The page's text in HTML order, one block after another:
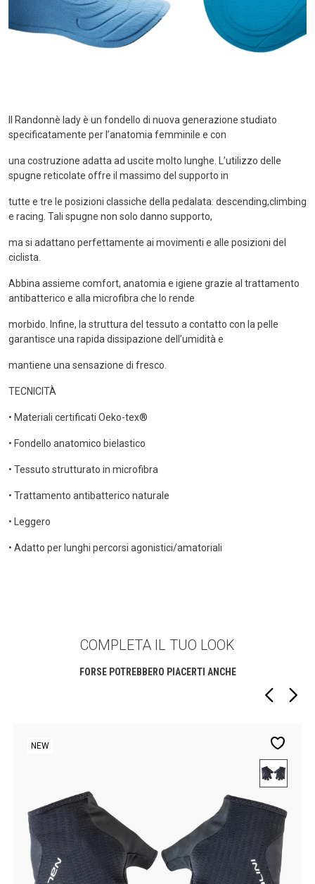
Il Randonnè lady è un fondello di nuova generazione studiato
specificatamente per l’anatomia femminile e con
una costruzione adatta ad uscite molto lunghe. L’utilizzo delle
spugne reticolate offre il massimo del supporto in
tutte e tre le posizioni classiche della pedalata: descending,climbing
e racing. Tali spugne non solo danno supporto,
ma si adattano perfettamente ai movimenti e alle posizioni del
ciclista.
Abbina assieme comfort, anatomia e igiene grazie al trattamento
antibatterico e alla microfibra che lo rende
morbido. Infine, la struttura del tessuto a contatto con la pelle
garantisce una rapida dissipazione dell’umidità e
mantiene una sensazione di fresco.
TECNICITÀ
• Materiali certificati Oeko-tex®
• Fondello anatomico bielastico
• Tessuto strutturato in microfibra
• Trattamento antibatterico naturale
• Leggero
• Adatto per lunghi percorsi agonistici/amatoriali
COMPLETA IL TUO LOOK
FORSE POTREBBERO PIACERTI ANCHE
NEW